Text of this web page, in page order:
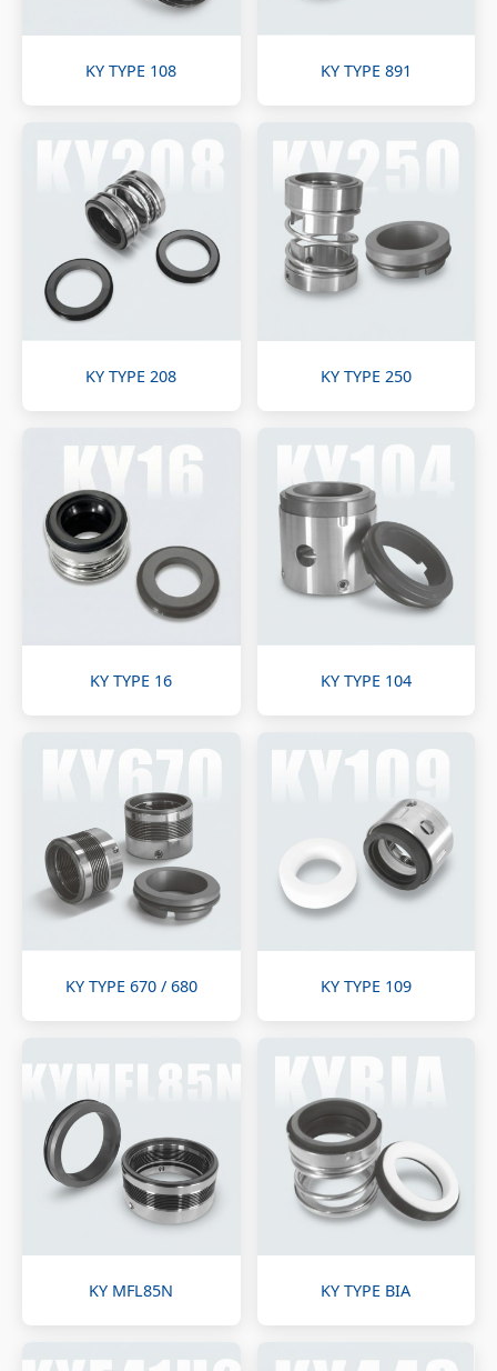
KY TYPE 108 KY TYPE 891
KY TYPE 208 KY TYPE 250
KY TYPE 16 KY TYPE 104
KY TYPE 670 / 680 KY TYPE 109
KY MFL85N KY TYPE BIA